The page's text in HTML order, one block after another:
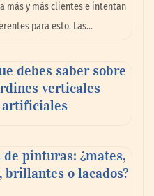
para la
40 horas? Guía
más y más clientes e intentan
para esto. Las…
debes saber sobre
verticales
artificiales
de pinturas: ¿mates,
brillantes o lacados?